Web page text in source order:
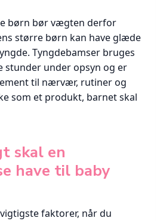
børn bør vægten derfor
større børn kan have glæde
Tyngdebamser bruges
stunder under opsyn og er
til nærvær, rutiner og
som et produkt, barnet skal
skal en
have til baby
faktorer, når du